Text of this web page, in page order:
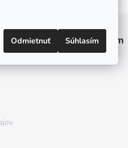
Odmietnuť Súhlasím
Instagram